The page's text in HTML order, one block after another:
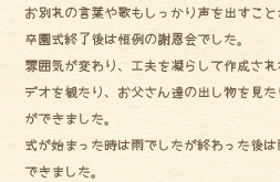
お別れの言葉や歌もしっかり声を出すこと
卒園式終了後は恒例の謝恩会でした。
雰囲気が変わり、工夫を凝らして作成さ
デオを観たり、お父さん達の出し物を見
ができました。
式が始まった時は雨でしたが終わった後
できました。